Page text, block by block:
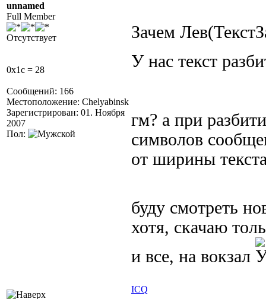
unnamed
Full Member
Отсутствует
0x1c = 28
Сообщений: 166
Местоположение: Chelyabinsk
Зарегистрирован: 01. Ноября
2007
Пол:
Зачем
У нас текст
гм? а при
символов
от ширины
буду смотреть
хотя, скачаю
и все, на вокзал
ICQ